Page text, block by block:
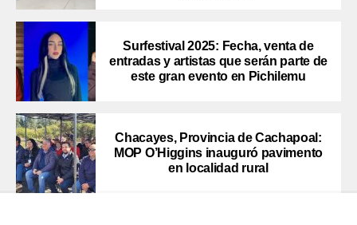
Surfestival 2025: Fecha, venta de
entradas y artistas que serán parte de
este gran evento en Pichilemu
Chacayes, Provincia de Cachapoal:
MOP O’Higgins inauguró pavimento
en localidad rural